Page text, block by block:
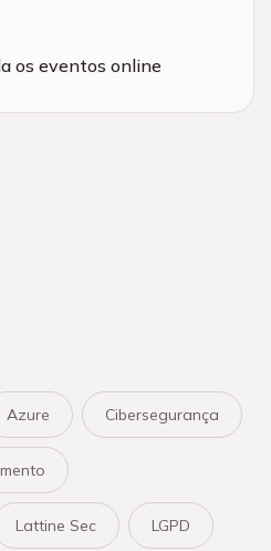
os eventos online
Azure Cibersegurança
Lattine Sec LGPD